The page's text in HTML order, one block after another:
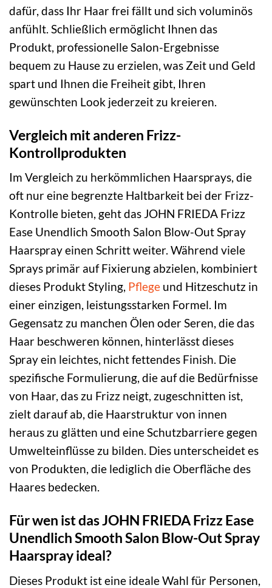
dafür, dass Ihr Haar frei fällt und sich voluminös
anfühlt. Schließlich ermöglicht Ihnen das
Produkt, professionelle Salon-Ergebnisse
bequem zu Hause zu erzielen, was Zeit und Geld
spart und Ihnen die Freiheit gibt, Ihren
gewünschten Look jederzeit zu kreieren.
Vergleich mit anderen Frizz-
Kontrollprodukten
Im Vergleich zu herkömmlichen Haarsprays, die
oft nur eine begrenzte Haltbarkeit bei der Frizz-
Kontrolle bieten, geht das JOHN FRIEDA Frizz
Ease Unendlich Smooth Salon Blow-Out Spray
Haarspray einen Schritt weiter. Während viele
Sprays primär auf Fixierung abzielen, kombiniert
dieses Produkt Styling, Pflege und Hitzeschutz in
einer einzigen, leistungsstarken Formel. Im
Gegensatz zu manchen Ölen oder Seren, die das
Haar beschweren können, hinterlässt dieses
Spray ein leichtes, nicht fettendes Finish. Die
spezifische Formulierung, die auf die Bedürfnisse
von Haar, das zu Frizz neigt, zugeschnitten ist,
zielt darauf ab, die Haarstruktur von innen
heraus zu glätten und eine Schutzbarriere gegen
Umwelteinflüsse zu bilden. Dies unterscheidet es
von Produkten, die lediglich die Oberfläche des
Haares bedecken.
Für wen ist das JOHN FRIEDA Frizz Ease
Unendlich Smooth Salon Blow-Out Spray
Haarspray ideal?
Dieses Produkt ist eine ideale Wahl für Personen,